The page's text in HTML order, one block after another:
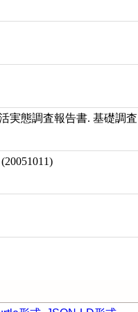
実態調査報告書. 基礎調査